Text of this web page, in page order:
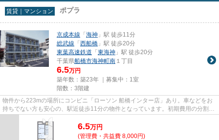
賃貸｜マンション ポプラ
京成本線 「 海神 」駅 徒歩11分
総武線 「 西船橋 」駅 徒歩20分
東葉高速鉄道 「 東海神 」駅 徒歩20分
千葉県船橋市海神町南 １丁目
6.5万円
築年数：築23年 ｜募集中： 1室
階数：3階建
物件から223mの場所にコンビニ「ローソン 船橋インター店」あり。車などをお
持ちでない方も安心の、駅近徒歩11分の物件となっています。初期費用の分割払
いにも。初期費用のカード決済...
6.5万円
(管理費・共益費 8,000円)